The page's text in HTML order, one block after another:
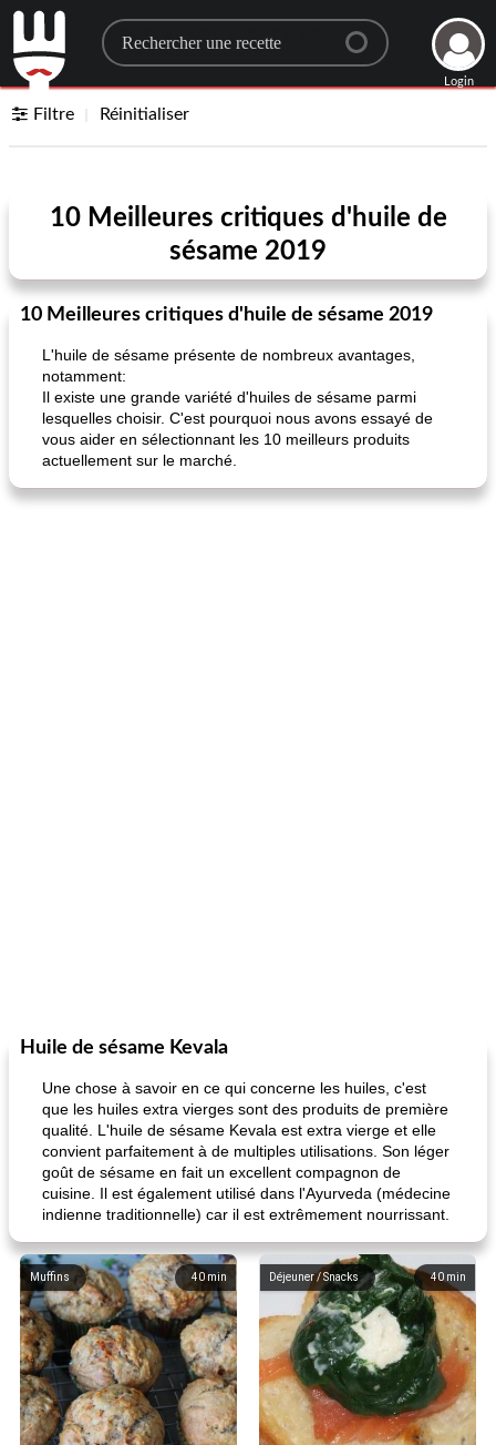
Search for a recipe
Login
Filtre Réinitialiser
10 Meilleures critiques d'huile de
sésame 2019
10 Meilleures critiques d'huile de sésame 2019
L'huile de sésame présente de nombreux avantages,
notamment:
Il existe une grande variété d'huiles de sésame parmi
lesquelles choisir. C'est pourquoi nous avons essayé de
vous aider en sélectionnant les 10 meilleurs produits
actuellement sur le marché.
Huile de sésame Kevala
Une chose à savoir en ce qui concerne les huiles, c'est
que les huiles extra vierges sont des produits de première
qualité. L'huile de sésame Kevala est extra vierge et elle
convient parfaitement à de multiples utilisations. Son léger
goût de sésame en fait un excellent compagnon de
cuisine. Il est également utilisé dans l'Ayurveda (médecine
indienne traditionnelle) car il est extrêmement nourrissant.
40 min
Muffins 40 min
Déjeuner / Snacks